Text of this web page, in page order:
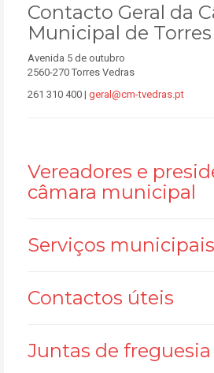
Contacto Geral da
Municipal de Torres
Avenida 5 de outubro
2560-270 Torres Vedras
261 310 400 | geral@cm-tvedras.pt
Vereadores e
câmara municipal
Serviços municipais
Contactos úteis
Juntas de freguesia